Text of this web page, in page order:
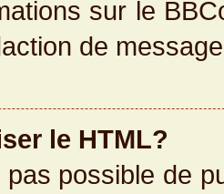
sur le
de
le HTML?
pas possible de